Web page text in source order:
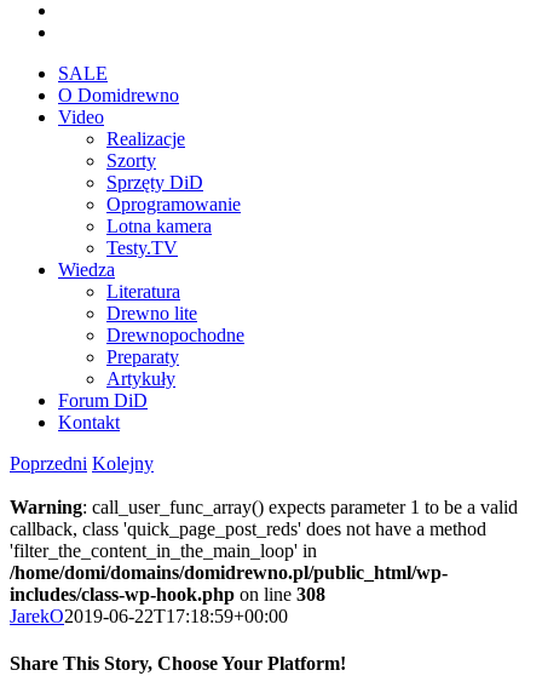
SALE
O Domidrewno
Video
Realizacje
Szorty
Sprzęty DiD
Oprogramowanie
Lotna kamera
Testy.TV
Wiedza
Literatura
Drewno lite
Drewnopochodne
Preparaty
Artykuły
Forum DiD
Kontakt
Poprzedni Kolejny
Warning: call_user_func_array() expects parameter 1 to be a valid
callback, class 'quick_page_post_reds' does not have a method
'filter_the_content_in_the_main_loop' in
/home/domi/domains/domidrewno.pl/public_html/wp-
includes/class-wp-hook.php on line 308
JarekO2019-06-22T17:18:59+00:00
Share This Story, Choose Your Platform!